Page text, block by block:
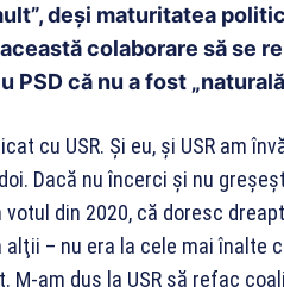
deşi maturitatea
colaborare să se
PSD că nu a fost
cu USR. Şi eu, şi USR am
Dacă nu încerci şi nu
votul din 2020, că doresc
alţii – nu era la cele mai înalte
M-am dus la USR să refac